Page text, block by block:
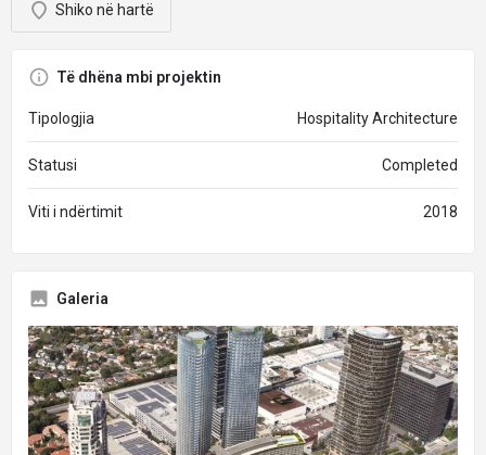
Shiko në hartë
Të dhëna mbi projektin
Tipologjia Hospitality Architecture
Statusi Completed
Viti i ndërtimit 2018
Galeria